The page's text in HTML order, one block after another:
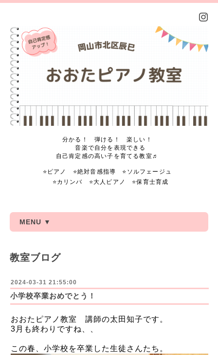
分かる！ 弾ける！ 楽しい！
音楽で自分を表現できる
自己肯定感の高い子を育てる教室♬
⭐️ピアノ ⭐️絶対音感指導 ⭐️ソルフェージュ
⭐️カリンバ ⭐️大人ピアノ ⭐️保育士育成
MENU ▼
教室ブログ
2024-03-31 21:55:00
小学校卒業おめでとう！
おおたピアノ教室 講師の太田知子です。
3月も終わりですね、、
この春、小学校を卒業した生徒さんたち。